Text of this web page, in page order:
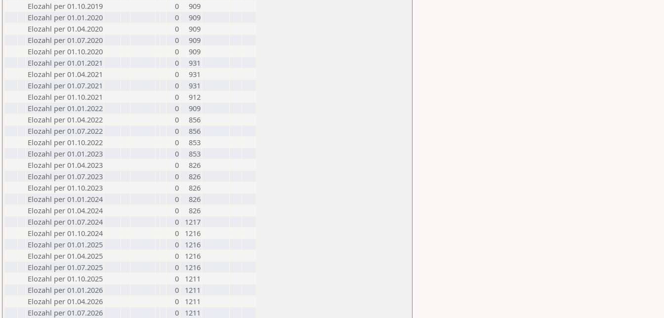
Elozahl per 01.10.2019
0
909
Elozahl per 01.01.2020
0
909
Elozahl per 01.04.2020
0
909
Elozahl per 01.07.2020
0
909
Elozahl per 01.10.2020
0
909
Elozahl per 01.01.2021
0
931
Elozahl per 01.04.2021
0
931
Elozahl per 01.07.2021
0
931
Elozahl per 01.10.2021
0
912
Elozahl per 01.01.2022
0
909
Elozahl per 01.04.2022
0
856
Elozahl per 01.07.2022
0
856
Elozahl per 01.10.2022
0
853
Elozahl per 01.01.2023
0
853
Elozahl per 01.04.2023
0
826
Elozahl per 01.07.2023
0
826
Elozahl per 01.10.2023
0
826
Elozahl per 01.01.2024
0
826
Elozahl per 01.04.2024
0
826
Elozahl per 01.07.2024
0
1217
Elozahl per 01.10.2024
0
1216
Elozahl per 01.01.2025
0
1216
Elozahl per 01.04.2025
0
1216
Elozahl per 01.07.2025
0
1216
Elozahl per 01.10.2025
0
1211
Elozahl per 01.01.2026
0
1211
Elozahl per 01.04.2026
0
1211
Elozahl per 01.07.2026
0 1211